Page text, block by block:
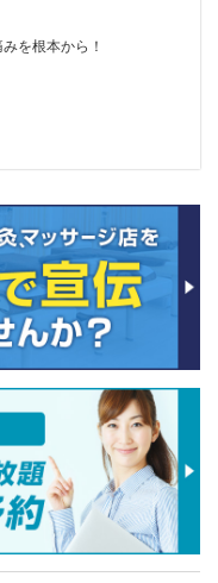
を根本から！